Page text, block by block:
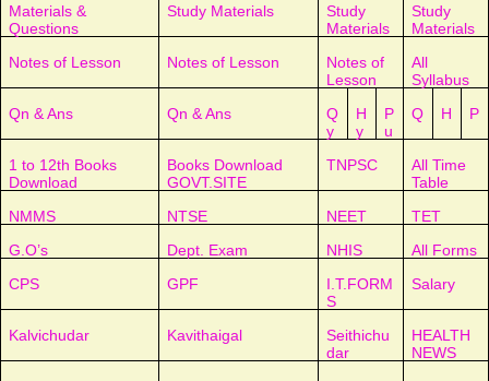
Materials &
Questions
Study Materials
Study
Materials
Study
Materials
Notes of Lesson
Notes of Lesson
Notes of
Lesson
All
Syllabus
Qn & Ans
Qn & Ans
Q
y
H
y
P
u
Q H P
1 to 12th Books
Download
Books Download
GOVT.SITE
TNPSC
All Time
Table
NMMS
NTSE NEET
TET
G.O’s
Dept. Exam NHIS
All Forms
CPS
GPF
I.T.FORM
S
Salary
Kalvichudar Kavithaigal
Seithichu
dar
HEALTH
NEWS